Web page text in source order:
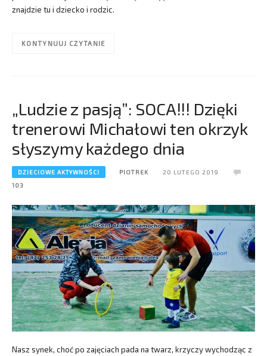
znajdzie tu i dziecko i rodzic.
KONTYNUUJ CZYTANIE
„Ludzie z pasją”: SOCA!!! Dzięki
trenerowi Michałowi ten okrzyk
słyszymy każdego dnia
DZIECIOWE AKTYWNOŚCI PIOTREK
20 LUTEGO 2019
103
Nasz synek, choć po zajęciach pada na twarz, krzyczy wychodząc z